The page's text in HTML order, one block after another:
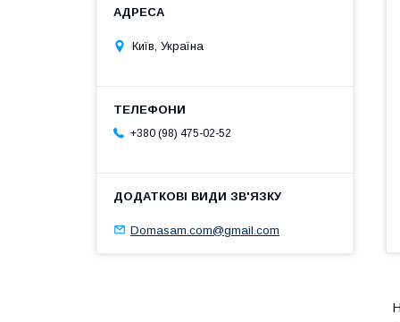
Київ, Україна
+380 (98) 475-02-52
Domasam.com@gmail.com